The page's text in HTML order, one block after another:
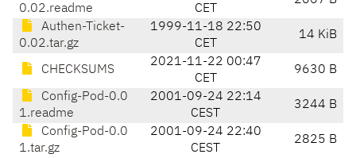
0.02.readme
CET
Authen-Ticket-
0.02.tar.gz
1999-11-18 22:50
CET
14 KiB
CHECKSUMS
2021-11-22 00:47
CET
9630 B
Config-Pod-0.0
1.readme
2001-09-24 22:14
CEST
3244 B
Config-Pod-0.0
1.tar.gz
2001-09-24 22:40
CEST
2825 B